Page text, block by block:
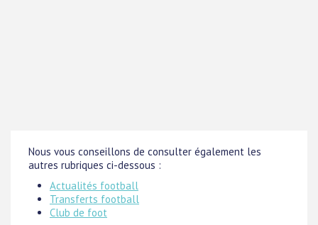
Nous vous conseillons de consulter également les
autres rubriques ci-dessous :
Actualités football
Transferts football
Club de foot